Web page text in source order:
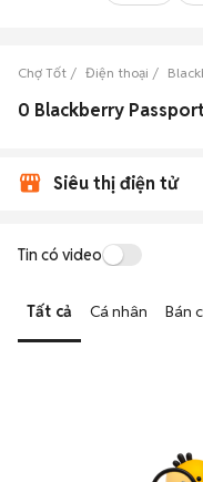
Chợ Tốt Điện thoại
Siêu thị điện tử
Tin có video
Tất cả Cá nhân Bán